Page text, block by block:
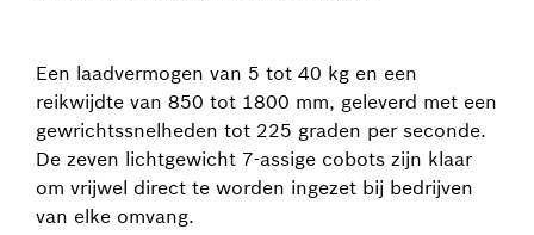
Een laadvermogen van 5 tot 40 kg en een
reikwijdte van 850 tot 1800 mm, geleverd met een
gewrichtssnelheden tot 225 graden per seconde.
De zeven lichtgewicht 7-assige cobots zijn klaar
om vrijwel direct te worden ingezet bij bedrijven
van elke omvang.